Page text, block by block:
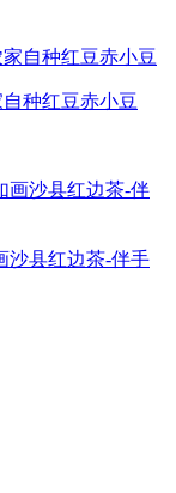
种红豆赤小豆
县红边茶-伴手